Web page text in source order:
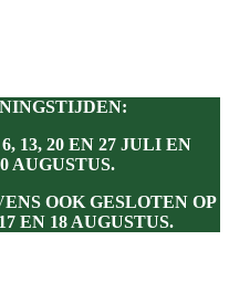
13, 20 EN 27 JULI EN
AUGUSTUS.
OOK GESLOTEN OP
EN 18 AUGUSTUS.